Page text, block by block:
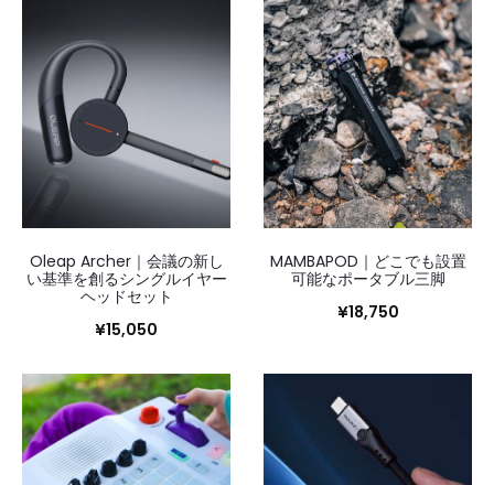
Oleap Archer｜会議の新し
い基準を創るシングルイヤー
ヘッドセット
¥15,050
MAMBAPOD｜どこでも設置
可能なポータブル三脚
¥18,750